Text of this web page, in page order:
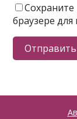
Сохраните
браузере